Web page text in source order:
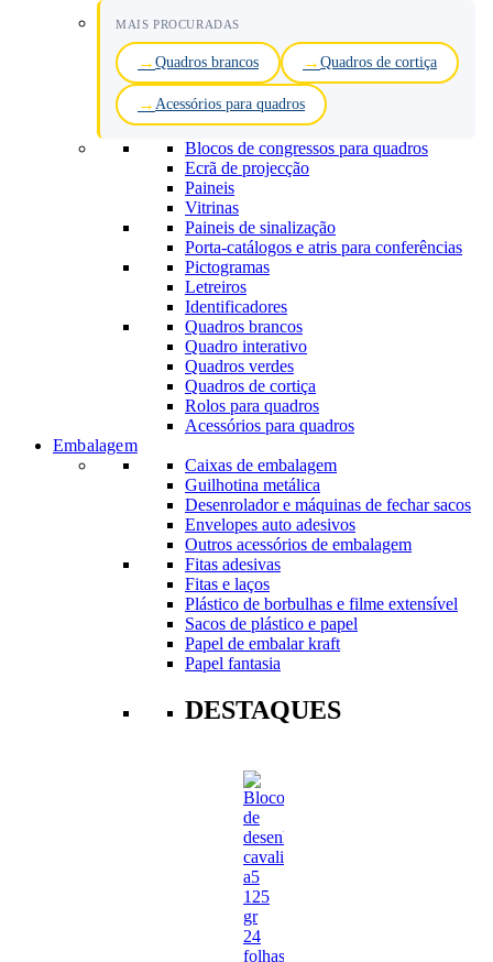
MAIS PROCURADAS
Quadros brancos Quadros de cortiça
Acessórios para quadros
Blocos de congressos para quadros
Ecrã de projecção
Paineis
Vitrinas
Paineis de sinalização
Porta-catálogos e atris para conferências
Pictogramas
Letreiros
Identificadores
Quadros brancos
Quadro interativo
Quadros verdes
Quadros de cortiça
Rolos para quadros
Acessórios para quadros
Embalagem
Caixas de embalagem
Guilhotina metálica
Desenrolador e máquinas de fechar sacos
Envelopes auto adesivos
Outros acessórios de embalagem
Fitas adesivas
Fitas e laços
Plástico de borbulhas e filme extensível
Sacos de plástico e papel
Papel de embalar kraft
Papel fantasia
DESTAQUES